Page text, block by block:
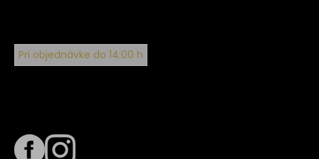
Pri objednávke do 14:00 h